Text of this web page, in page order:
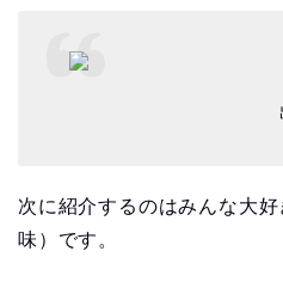
次に紹介するのはみんな大
味）です。